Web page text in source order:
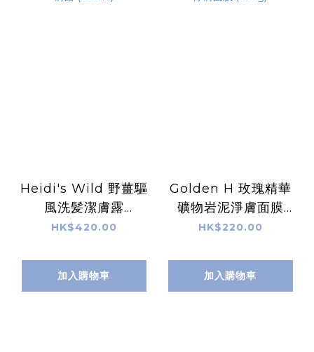
Heidi's Wild 野薑驅
風洗髪潔膚露
(285ml)
HK$420.00
加入購物車
Golden H 玫瑰精華
礦物岩泥淨膚面膜
(100g)
HK$220.00
加入購物車